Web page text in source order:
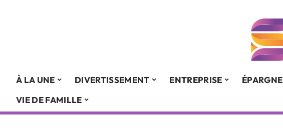
À LA UNE DIVERTISSEMENT ENTREPRISE ÉPARGNE
VIE DE FAMILLE